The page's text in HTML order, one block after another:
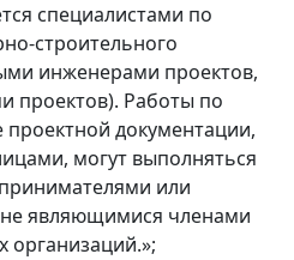
специалистами по
строительного
инженерами проектов,
проектов). Работы по
документации,
могут выполняться
или
являющимися членами
организаций.»;